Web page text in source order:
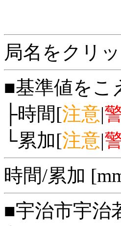
局名をクリ
■基準値をこ
├時間[注意|
└累加[注意|
時間/累加
■宇治市宇治